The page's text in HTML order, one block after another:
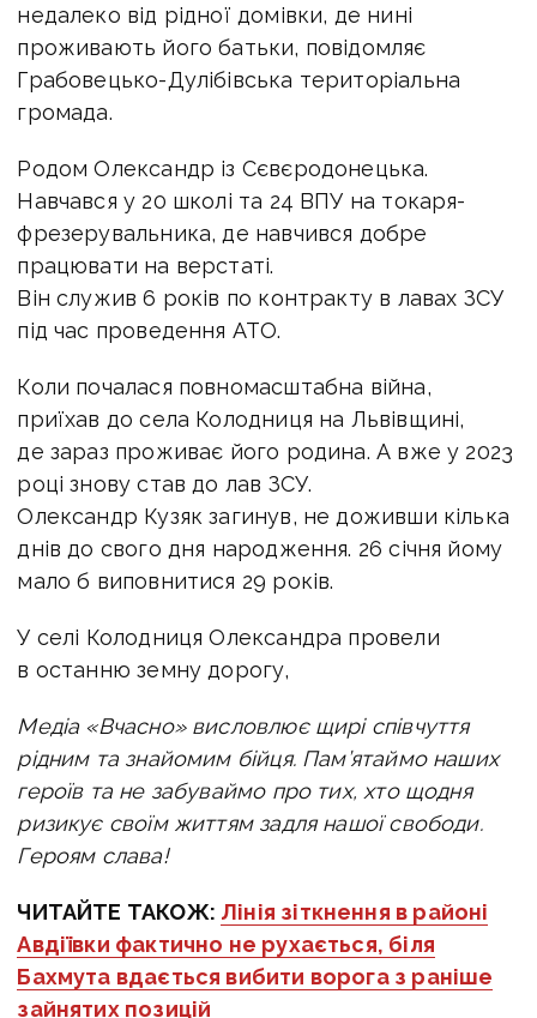
недалеко від рідної домівки, де нині
проживають його батьки, повідомляє
Грабовецько-Дулібівська територіальна
громада.
Родом Олександр із Сєвєродонецька.
Навчався у 20 школі та 24 ВПУ на токаря-
фрезерувальника, де навчився добре
працювати на верстаті.
Він служив 6 років по контракту в лавах ЗСУ
під час проведення АТО.
Коли почалася повномасштабна війна,
приїхав до села Колодниця на Львівщині,
де зараз проживає його родина. А вже у 2023
році знову став до лав ЗСУ.
Олександр Кузяк загинув, не доживши кілька
днів до свого дня народження. 26 січня йому
мало б виповнитися 29 років.
У селі Колодниця Олександра провели
в останню земну дорогу,
Медіа «Вчасно» висловлює щирі співчуття
рідним та знайомим бійця. Пам’ятаймо наших
героїв та не забуваймо про тих, хто щодня
ризикує своїм життям задля нашої свободи.
Героям слава!
ЧИТАЙТЕ ТАКОЖ: Лінія зіткнення в районі
Авдіївки фактично не рухається, біля
Бахмута вдається вибити ворога з раніше
зайнятих позицій